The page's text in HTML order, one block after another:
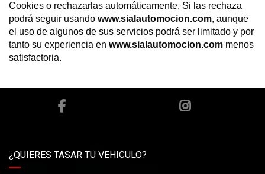
Cookies o rechazarlas automáticamente. Si las rechaza
podrá seguir usando www.sialautomocion.com, aunque
el uso de algunos de sus servicios podrá ser limitado y por
tanto su experiencia en www.sialautomocion.com menos
satisfactoria.
¿QUIERES TASAR TU VEHICULO?